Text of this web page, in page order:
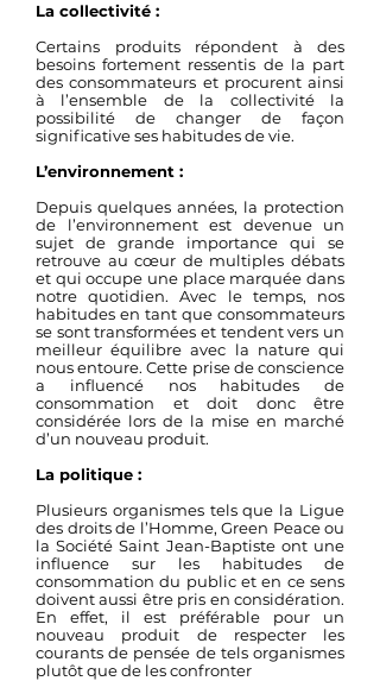
La collectivité :
Certains produits répondent à des
besoins fortement ressentis de la part
des consommateurs et procurent ainsi
à l’ensemble de la collectivité la
possibilité de changer de façon
significative ses habitudes de vie.
L’environnement :
Depuis quelques années, la protection
de l’environnement est devenue un
sujet de grande importance qui se
retrouve au cœur de multiples débats
et qui occupe une place marquée dans
notre quotidien. Avec le temps, nos
habitudes en tant que consommateurs
se sont transformées et tendent vers un
meilleur équilibre avec la nature qui
nous entoure. Cette prise de conscience
a influencé nos habitudes de
consommation et doit donc être
considérée lors de la mise en marché
d’un nouveau produit.
La politique :
Plusieurs organismes tels que la Ligue
des droits de l’Homme, Green Peace ou
la Société Saint Jean-Baptiste ont une
influence sur les habitudes de
consommation du public et en ce sens
doivent aussi être pris en considération.
En effet, il est préférable pour un
nouveau produit de respecter les
courants de pensée de tels organismes
plutôt que de les confronter